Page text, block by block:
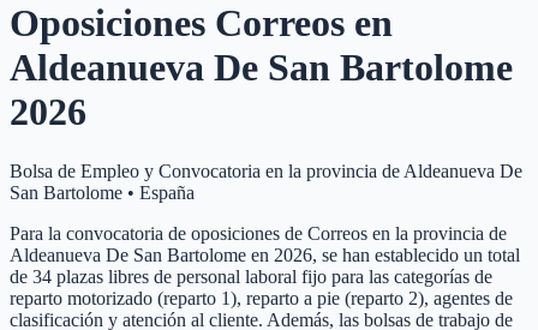
Oposiciones Correos en
Aldeanueva De San Bartolome
2026
Bolsa de Empleo y Convocatoria en la provincia de Aldeanueva De
San Bartolome • España
Para la convocatoria de oposiciones de Correos en la provincia de
Aldeanueva De San Bartolome en 2026, se han establecido un total
de 34 plazas libres de personal laboral fijo para las categorías de
reparto motorizado (reparto 1), reparto a pie (reparto 2), agentes de
clasificación y atención al cliente. Además, las bolsas de trabajo de